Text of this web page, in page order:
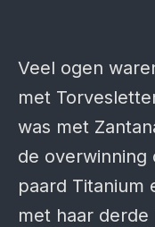
Veel ogen
met
was met
de overwinning
paard Titanium
met haar derde